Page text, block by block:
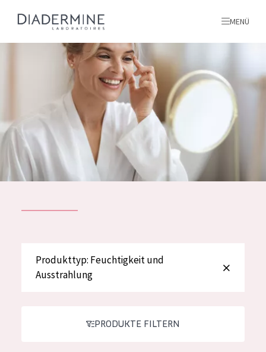
PRODUKTTYP
Feuchtigkeit und Ausstrahlung
Hautregeneration
ALLE PRODUKTE
Alle produkte
MENÜ
inhaltsstoffe
Über uns
Inspiration
French
Produkttyp: Feuchtigkeit und
Ausstrahlung
PRODUKTE FILTERN